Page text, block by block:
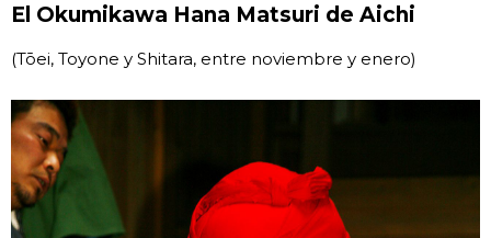
El Okumikawa Hana Matsuri de Aichi
(Tōei, Toyone y Shitara, entre noviembre y enero)